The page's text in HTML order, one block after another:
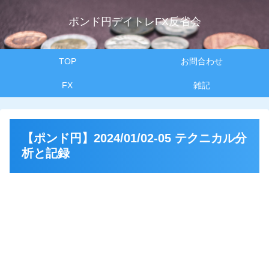
ポンド円デイトレFX反省会
TOP お問合わせ
FX 雑記
【ポンド円】2024/01/02-05 テクニカル分
析と記録